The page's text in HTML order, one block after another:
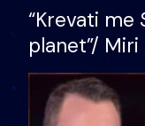
“Krevati me
planet”/
bukura në
mungojë